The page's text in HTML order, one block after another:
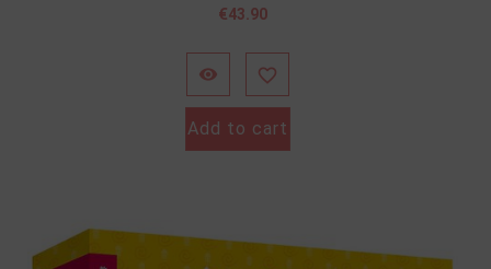
Price
€43.90
 
Add to cart